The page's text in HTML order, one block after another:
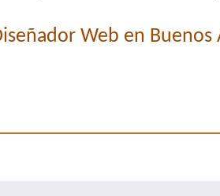
Web en Buenos